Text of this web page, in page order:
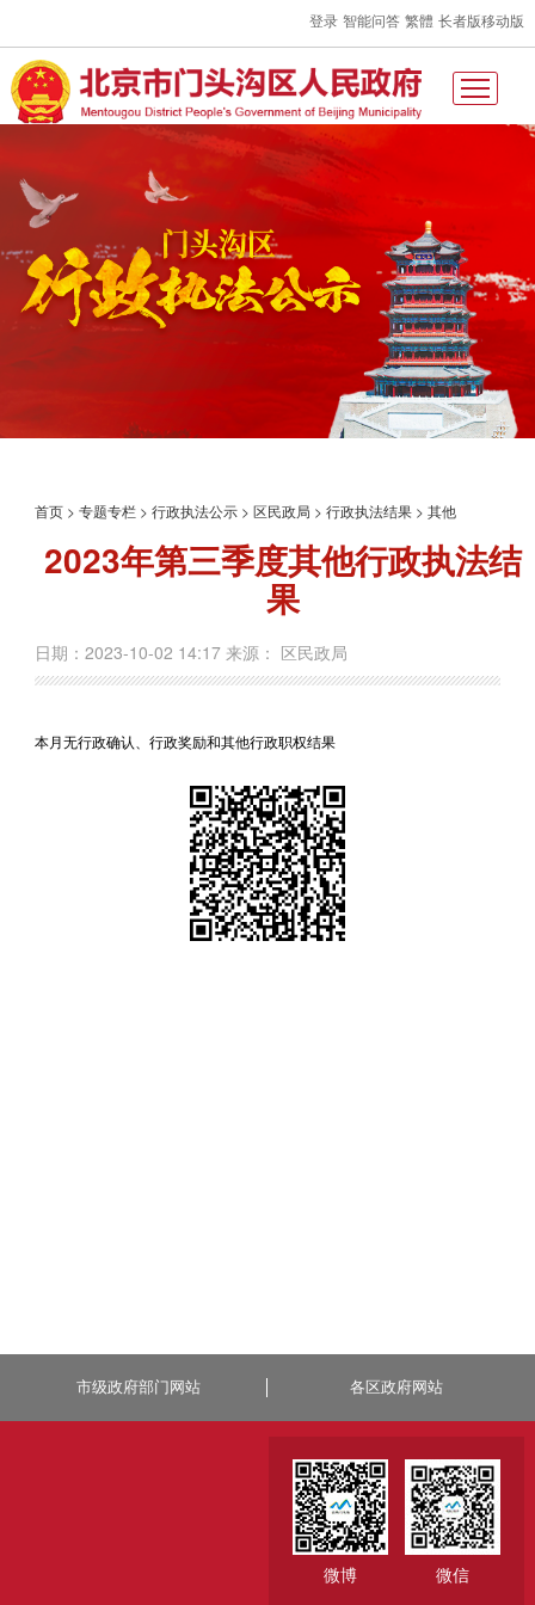
登录 智能问答 繁體 长者版移动版
首页 >专题专栏 >行政执法公示 >区民政局 >行政执法结果 >其他
2023年第三季度其他行政执法结
果
日期：2023-10-02 14:17 来源： 区民政局
本月无行政确认、行政奖励和其他行政职权结果
市级政府部门网站 各区政府网站
微博 微信